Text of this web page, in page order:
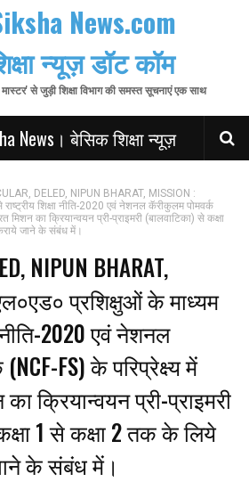
News.com
न्यूज़ डॉट कॉम
से जुड़ी शिक्षा विभाग की समस्त सूचनाएं एक साथ
News। बेसिक शिक्षा न्यूज़
DELED, NIPUN BHARAT, MISSION :
शिक्षा नीति-2020 एवं नेशनल कॅरीकुलम पोमवर्क
मिशन का क्रियान्वयन प्री-प्राइमरी (बालवाटिका) से कक्षा
जाने के संबंध में।
NIPUN BHARAT,
प्रशिक्षुओं के माध्यम
नीति-2020 एवं नेशनल
FS) के परिप्रेक्ष्य में
क्रियान्वयन प्री-प्राइमरी
1 से कक्षा 2 तक के लिये
के संबंध में।